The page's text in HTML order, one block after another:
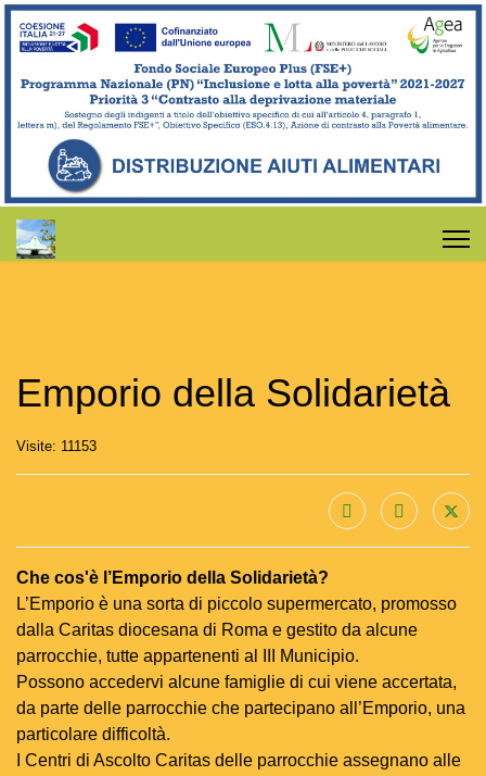
Emporio della Solidarietà
Visite: 11153
Che cos'è l’Emporio della Solidarietà?
L’Emporio è una sorta di piccolo supermercato, promosso
dalla Caritas diocesana di Roma e gestito da alcune
parrocchie, tutte appartenenti al III Municipio.
Possono accedervi alcune famiglie di cui viene accertata,
da parte delle parrocchie che partecipano all’Emporio, una
particolare difficoltà.
I Centri di Ascolto Caritas delle parrocchie assegnano alle